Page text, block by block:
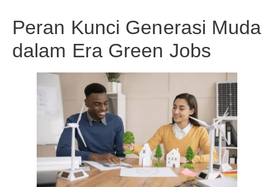
Peran Kunci Generasi Muda
dalam Era Green Jobs